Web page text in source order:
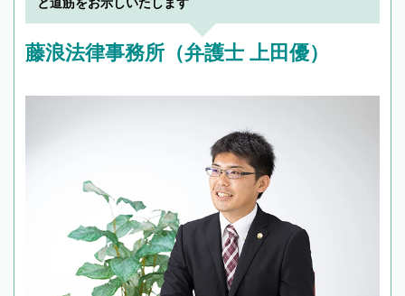
藤浪法律事務所（弁護士 上田優）